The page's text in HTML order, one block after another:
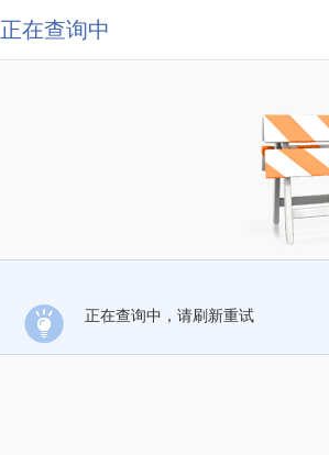
正在查询中
正在查询中，请刷新重试